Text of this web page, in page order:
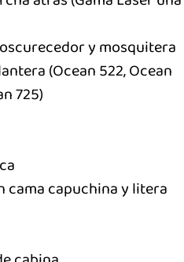
y mosquitera
(Ocean 522, Ocean
725)
cama capuchina y litera